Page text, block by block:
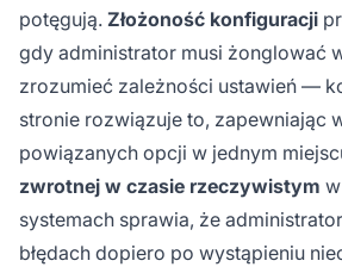
potęgują. Złożoność konfiguracji
gdy administrator musi żonglować
zrozumieć zależności ustawień —
stronie rozwiązuje to, zapewniając
powiązanych opcji w jednym
zwrotnej w czasie rzeczywistym
systemach sprawia, że
błędach dopiero po wystąpieniu